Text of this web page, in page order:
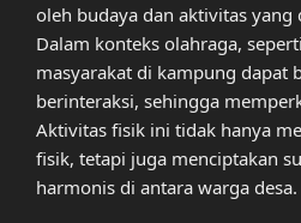
oleh budaya dan aktivitas yang
Dalam konteks olahraga,
masyarakat di kampung dapat
berinteraksi, sehingga
Aktivitas fisik ini tidak hanya
fisik, tetapi juga menciptakan
harmonis di antara warga desa.